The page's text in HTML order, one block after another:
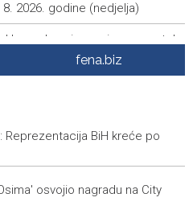
2026. godine (nedjelja)
Irana da osigura siguran protok
moreuz će ostati
Teherana
s Omanom o novoj Hormuškoj
večeras se zatvara
2026'
fena.biz
BiH kreće po
osvojio nagradu na City